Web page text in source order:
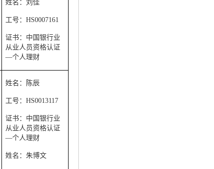
姓名：刘佳
工号：HS0007161
证书：中国银行业
从业人员资格认证
—个人理财
姓名：陈辰
工号：HS0013117
证书：中国银行业
从业人员资格认证
—个人理财
姓名：朱博文